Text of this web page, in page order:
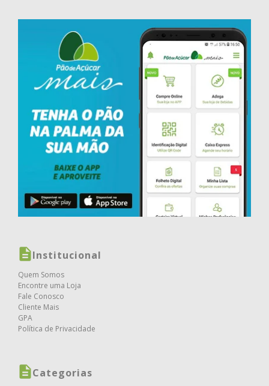
Institucional
Quem Somos
Encontre uma Loja
Fale Conosco
Cliente Mais
GPA
Política de Privacidade
Categorias